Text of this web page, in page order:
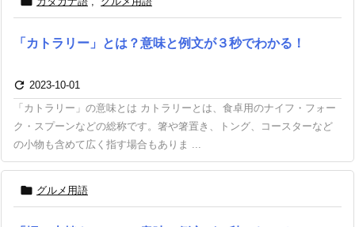
「カトラリー」とは？意味と例文が３秒でわかる！
 2023-10-01
「カトラリー」の意味とは カトラリーとは、食卓用のナイフ・フォー
ク・スプーンなどの総称です。箸や箸置き、トング、コースターなど
の小物も含めて広く指す場合もありま ...
 グルメ用語